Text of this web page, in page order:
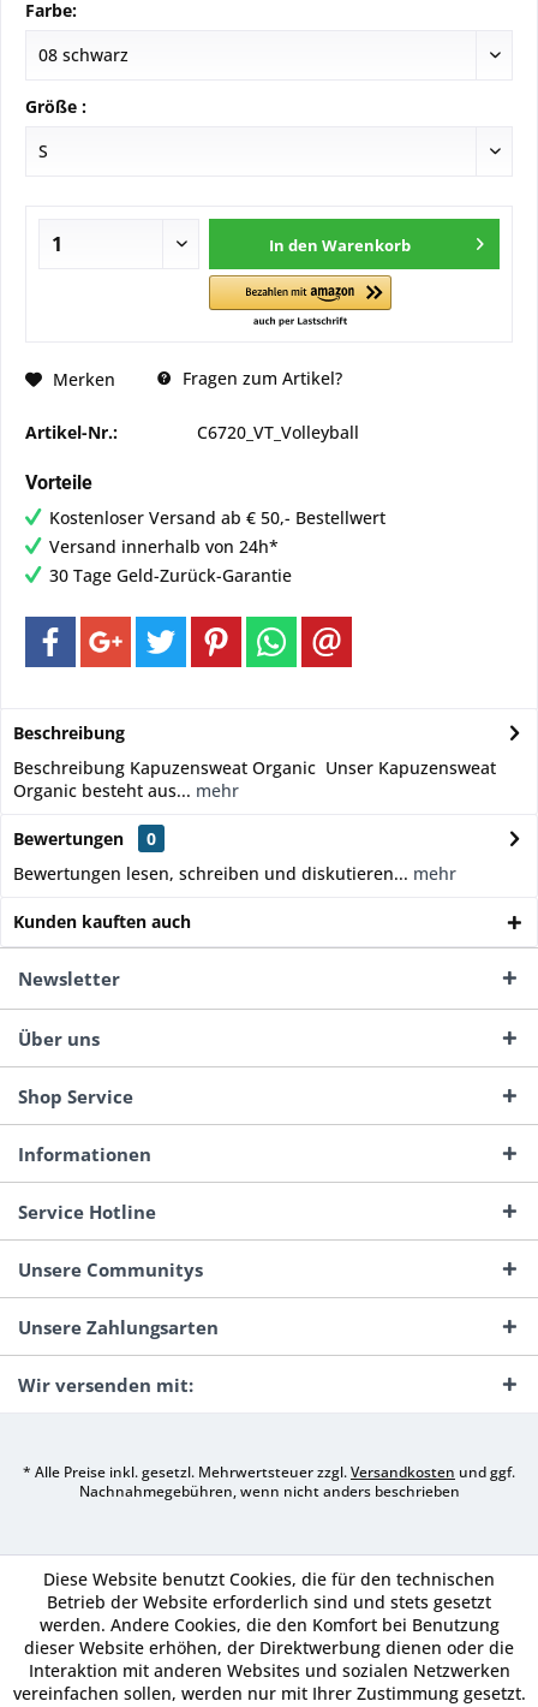
Farbe:
Größe :
In den Warenkorb
Merken Fragen zum Artikel?
Artikel-Nr.: C6720_VT_Volleyball
Vorteile
Kostenloser Versand ab € 50,- Bestellwert
Versand innerhalb von 24h*
30 Tage Geld-Zurück-Garantie
Beschreibung
Beschreibung Kapuzensweat Organic Unser Kapuzensweat
Organic besteht aus... mehr
Bewertungen
0
Bewertungen lesen, schreiben und diskutieren... mehr
Kunden kauften auch
Newsletter
Über uns
Shop Service
Informationen
Service Hotline
Unsere Communitys
Unsere Zahlungsarten
Wir versenden mit:
* Alle Preise inkl. gesetzl. Mehrwertsteuer zzgl.Versandkosten und ggf.
Nachnahmegebühren, wenn nicht anders beschrieben
Diese Website benutzt Cookies, die für den technischen
Betrieb der Website erforderlich sind und stets gesetzt
werden. Andere Cookies, die den Komfort bei Benutzung
dieser Website erhöhen, der Direktwerbung dienen oder die
Interaktion mit anderen Websites und sozialen Netzwerken
vereinfachen sollen, werden nur mit Ihrer Zustimmung gesetzt.